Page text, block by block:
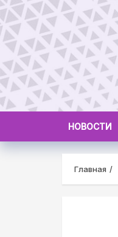
Skip
to
content
НОВОСТИ
Главная